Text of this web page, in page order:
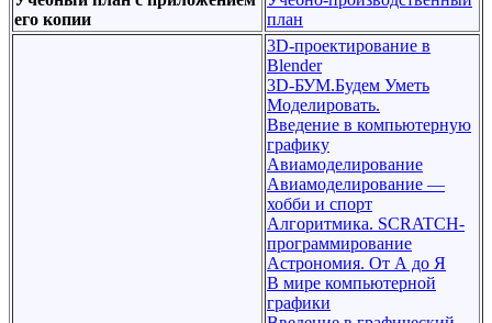
его копии
план
3D-проектирование в
Blender
3D-БУМ.Будем Уметь
Моделировать.
Введение в компьютерную
графику
Авиамоделирование
Авиамоделирование —
хобби и спорт
Алгоритмика. SCRATCH-
программирование
Астрономия. От А до Я
В мире компьютерной
графики